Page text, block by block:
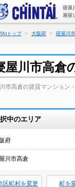
寝屋
屋探し
トップ 大阪府 寝屋川市
屋川市高倉
市高倉の賃貸マンション
中のエリア
府
川市高倉
区町村を変更 町を